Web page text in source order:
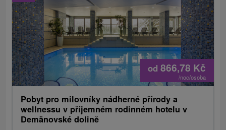
od 866,78 Kč
/noc/osoba
Pobyt pro milovníky nádherné přírody a
wellnessu v příjemném rodinném hotelu v
Demänovské dolině